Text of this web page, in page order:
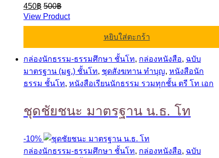
450฿ 500฿
View Product
หยิบใส่ตะกร้า
กล่องนักธรรม-ธรรมศึกษา ชั้นโท, กล่องหนังสือ, ฉบับ
มาตรฐาน (มฐ.) ชั้นโท, ชุดสังฆทาน ทำบุญ, หนังสือนัก
ธรรม ชั้นโท, หนังสือเรียนนักธรรม รวมทุกชั้น ตรี โท เอก
ชุดชัยชนะ มาตรฐาน น.ธ. โท
-10%
กล่องนักธรรม-ธรรมศึกษา ชั้นโท, กล่องหนังสือ, ฉบับ